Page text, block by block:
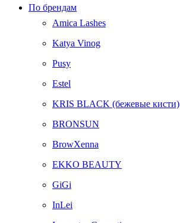
По брендам
Amica Lashes
Katya Vinog
Pusy
Estel
KRIS BLACK (бежевые кисти)
BRONSUN
BrowXenna
EKKO BEAUTY
GiGi
InLei